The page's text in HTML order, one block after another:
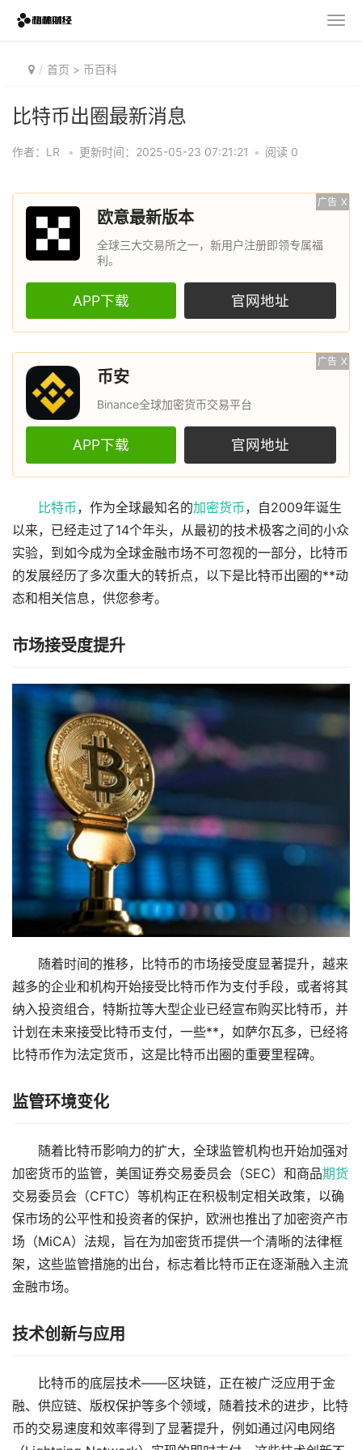
首页 > 币百科
比特币出圈最新消息
作者：LR • 更新时间：2025-05-23 07:21:21 • 阅读 0
广告 X
欧意最新版本
全球三大交易所之一，新用户注册即领专属福
利。
APP下载 官网地址
广告 X
币安
Binance全球加密货币交易平台
APP下载 官网地址
比特币，作为全球最知名的加密货币，自2009年诞生
以来，已经走过了14个年头，从最初的技术极客之间的小众
实验，到如今成为全球金融市场不可忽视的一部分，比特币
的发展经历了多次重大的转折点，以下是比特币出圈的**动
态和相关信息，供您参考。
市场接受度提升
随着时间的推移，比特币的市场接受度显著提升，越来
越多的企业和机构开始接受比特币作为支付手段，或者将其
纳入投资组合，特斯拉等大型企业已经宣布购买比特币，并
计划在未来接受比特币支付，一些**，如萨尔瓦多，已经将
比特币作为法定货币，这是比特币出圈的重要里程碑。
监管环境变化
随着比特币影响力的扩大，全球监管机构也开始加强对
加密货币的监管，美国证券交易委员会（SEC）和商品期货
交易委员会（CFTC）等机构正在积极制定相关政策，以确
保市场的公平性和投资者的保护，欧洲也推出了加密资产市
场（MiCA）法规，旨在为加密货币提供一个清晰的法律框
架，这些监管措施的出台，标志着比特币正在逐渐融入主流
金融市场。
技术创新与应用
比特币的底层技术——区块链，正在被广泛应用于金
融、供应链、版权保护等多个领域，随着技术的进步，比特
币的交易速度和效率得到了显著提升，例如通过闪电网络